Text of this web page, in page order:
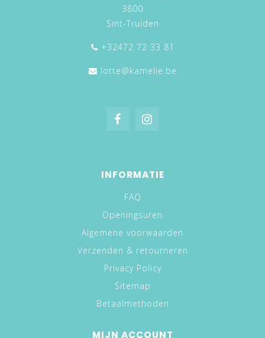
3800
Sint-Truiden
+32472 72 33 81
lotte@kamelie.be
INFORMATIE
FAQ
Openingsuren
Algemene voorwaarden
Verzenden & retourneren
Privacy Policy
Sitemap
Betaalmethoden
MIJN ACCOUNT